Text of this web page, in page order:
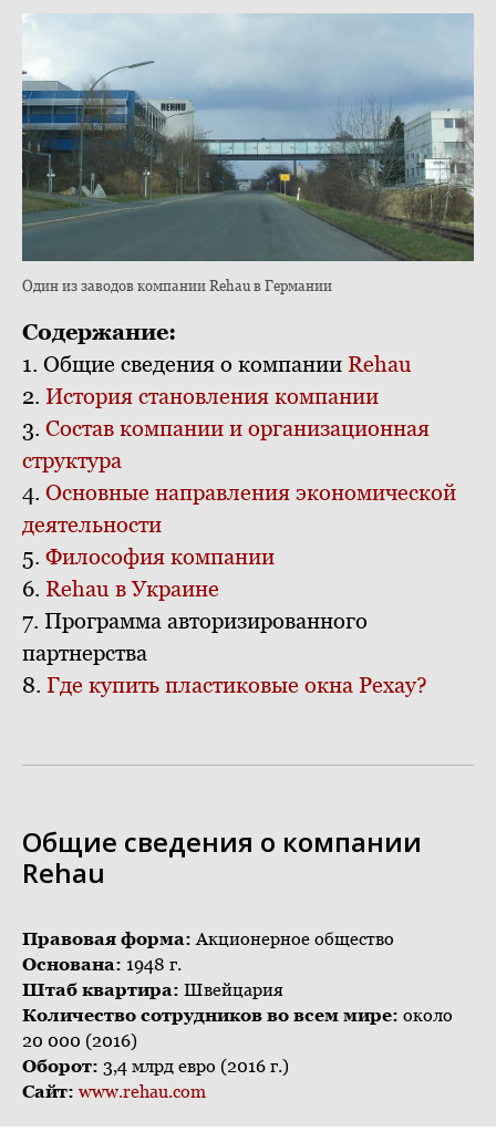
Один из заводов компании Rehau в Германии
Содержание:
1. Общие сведения о компании Rehau
2. История становления компании
3. Состав компании и организационная
структура
4. Основные направления экономической
деятельности
5. Философия компании
6. Rehau в Украине
7. Программа авторизированного
партнерства
8. Где купить пластиковые окна Рехау?
Общие сведения о компании
Rehau
Правовая форма: Акционерное общество
Основана: 1948 г.
Штаб квартира: Швейцария
Количество сотрудников во всем мире: около
20 000 (2016)
Оборот: 3,4 млрд евро (2016 г.)
Сайт: www.rehau.com